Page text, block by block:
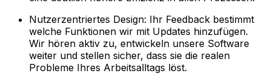
Nutzerzentriertes Design: Ihr Feedback bestimmt
welche Funktionen wir mit Updates hinzufügen.
Wir hören aktiv zu, entwickeln unsere Software
weiter und stellen sicher, dass sie die realen
Probleme Ihres Arbeitsalltags löst.